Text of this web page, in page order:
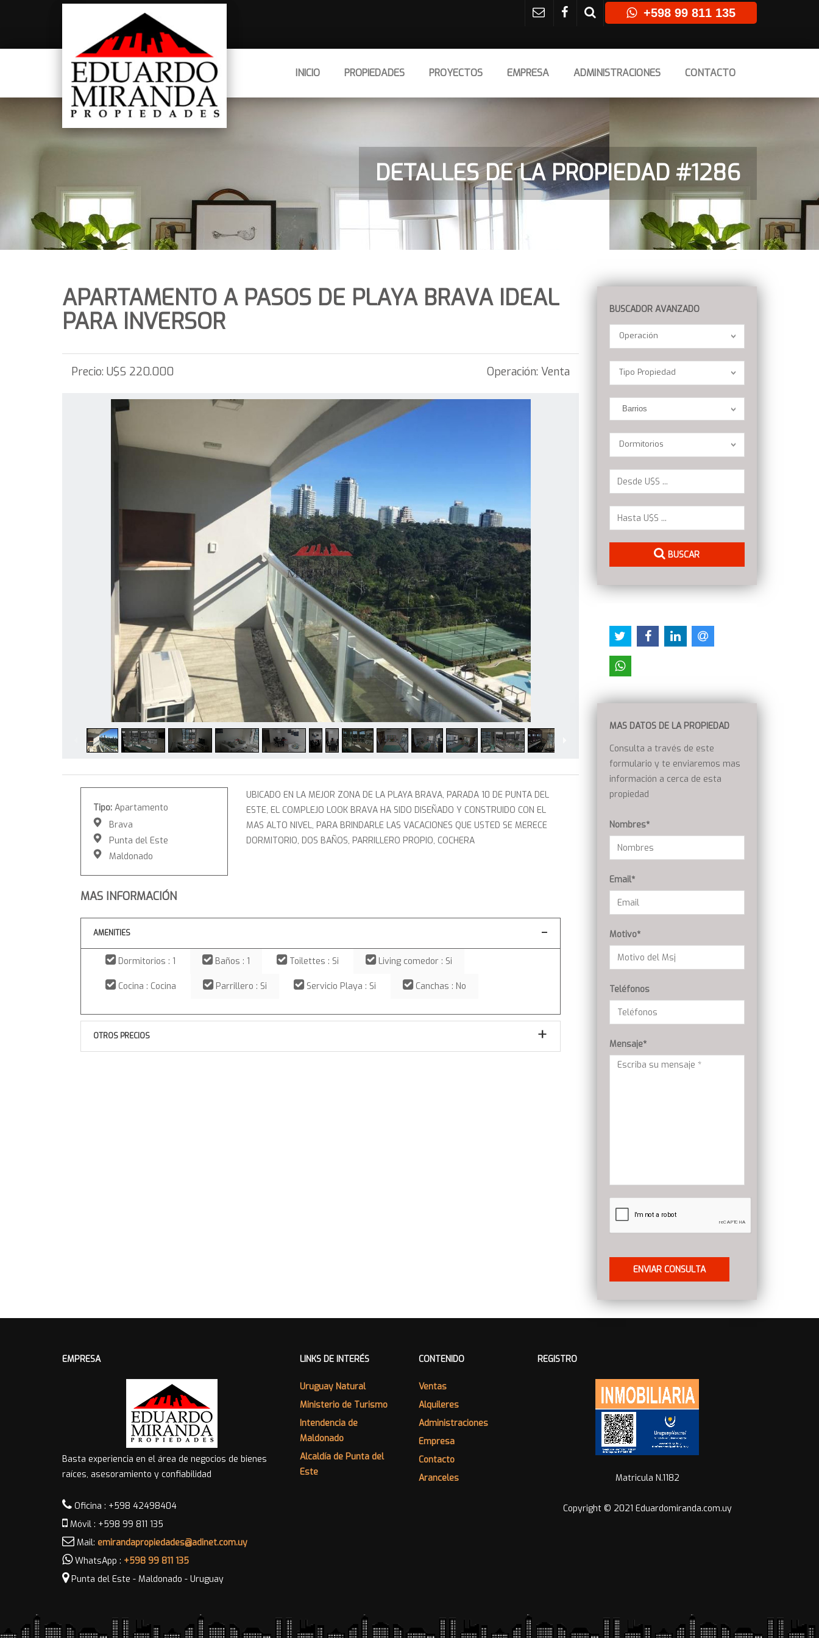
+598 99 811 135
INICIO PROPIEDADES PROYECTOS EMPRESA ADMINISTRACIONES CONTACTO
DETALLES DE LA PROPIEDAD #1286
APARTAMENTO A PASOS DE PLAYA BRAVA IDEAL
PARA INVERSOR
Precio: U$S 220.000 Operación: Venta
Tipo: Apartamento
Brava
Punta del Este
Maldonado
UBICADO EN LA MEJOR ZONA DE LA PLAYA BRAVA, PARADA 10 DE PUNTA DEL
ESTE, EL COMPLEJO LOOK BRAVA HA SIDO DISEÑADO Y CONSTRUIDO CON EL
MAS ALTO NIVEL, PARA BRINDARLE LAS VACACIONES QUE USTED SE MERECE
DORMITORIO, DOS BAÑOS, PARRILLERO PROPIO, COCHERA
MAS INFORMACIÓN
AMENITIES
Dormitorios : 1 Baños : 1 Toilettes : Si Living comedor : Si
Cocina : Cocina Parrillero : Si Servicio Playa : Si Canchas : No
OTROS PRECIOS
BUSCADOR AVANZADO
Operación
Operación
Location
Tipo Propiedad
Barrios
Dormitorios
Dormitorios
BUSCAR
MAS DATOS DE LA PROPIEDAD
Consulta a través de este
formulario y te enviaremos mas
información a cerca de esta
propiedad
Nombres*
Email*
Motivo*
Teléfonos
Mensaje*
EMPRESA
Basta experiencia en el área de negocios de bienes
raíces, asesoramiento y confiabilidad
Oficina : +598 42498404
Móvil : +598 99 811 135
Mail: emirandapropiedades@adinet.com.uy
WhatsApp : +598 99 811 135
Punta del Este - Maldonado - Uruguay
LINKS DE INTERÉS
Uruguay Natural
Ministerio de Turismo
Intendencia de
Maldonado
Alcaldía de Punta del
Este
CONTENIDO
Ventas
Alquileres
Administraciones
Empresa
Contacto
Aranceles
REGISTRO
Matricula N.1182
Copyright © 2021 Eduardomiranda.com.uy